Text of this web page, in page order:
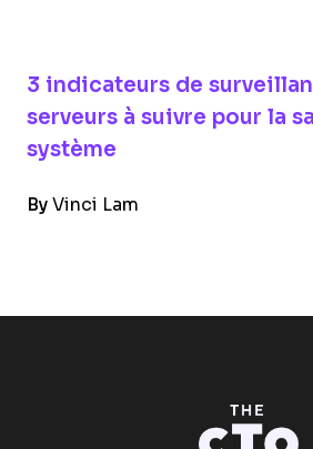
3 indicateurs de
serveurs à suivre pour la
système
By Vinci Lam